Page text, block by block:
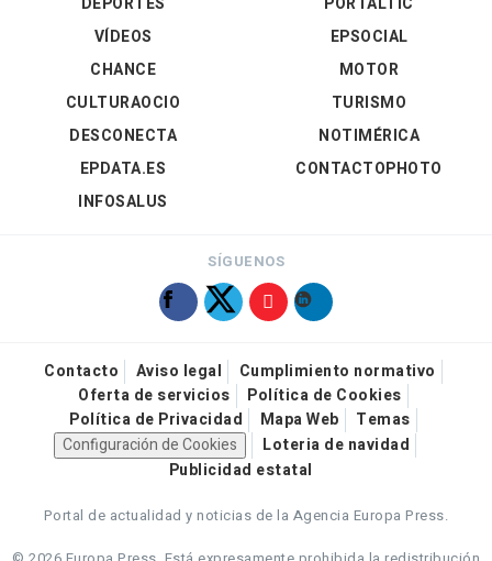
VÍDEOS
EPSOCIAL
CHANCE
CULTURAOCIO
DESCONECTA
EPDATA.ES
INFOSALUS
MOTOR
TURISMO
NOTIMÉRICA
CONTACTOPHOTO
SÍGUENOS
Contacto Aviso legal
Cumplimiento normativo
Oferta de servicios
Política de Cookies
Política de Privacidad
Mapa Web
Temas
Configuración de Cookies
Loteria de navidad
Publicidad estatal
Portal de actualidad y noticias de la Agencia Europa Press.